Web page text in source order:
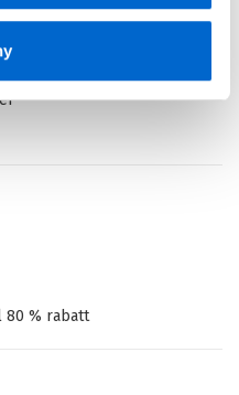
80 % rabatt